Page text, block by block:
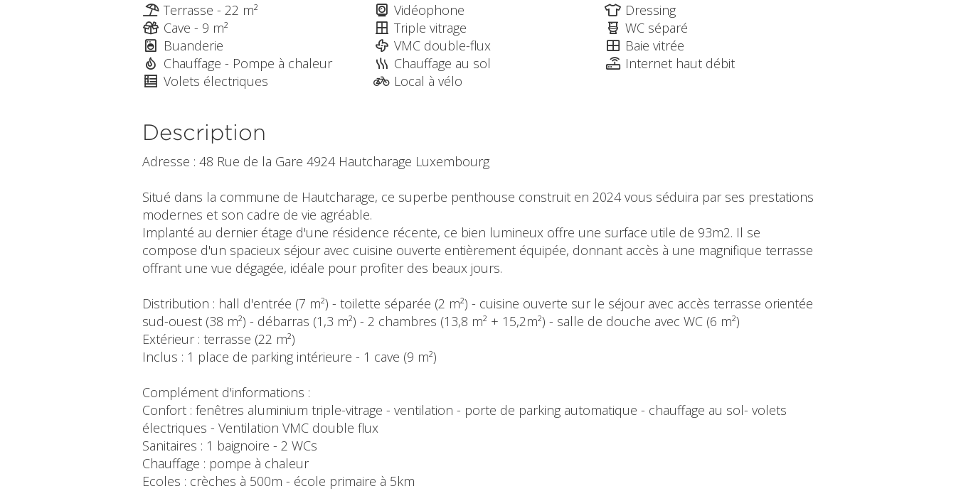
Terrasse - 22 m²
Cave - 9 m²
Buanderie
Chauffage - Pompe à chaleur
Volets électriques
Vidéophone
Triple vitrage
VMC double-flux
Chauffage au sol
Local à vélo
Dressing
WC séparé
Baie vitrée
Internet haut débit
Description
Adresse : 48 Rue de la Gare 4924 Hautcharage Luxembourg
Situé dans la commune de Hautcharage, ce superbe penthouse construit en 2024 vous séduira par ses prestations
modernes et son cadre de vie agréable.
Implanté au dernier étage d'une résidence récente, ce bien lumineux offre une surface utile de 93m2. Il se
compose d'un spacieux séjour avec cuisine ouverte entièrement équipée, donnant accès à une magnifique terrasse
offrant une vue dégagée, idéale pour profiter des beaux jours.
Distribution : hall d'entrée (7 m²) - toilette séparée (2 m²) - cuisine ouverte sur le séjour avec accès terrasse orientée
sud-ouest (38 m²) - débarras (1,3 m²) - 2 chambres (13,8 m² + 15,2m²) - salle de douche avec WC (6 m²)
Extérieur : terrasse (22 m²)
Inclus : 1 place de parking intérieure - 1 cave (9 m²)
Complément d'informations :
Confort : fenêtres aluminium triple-vitrage - ventilation - porte de parking automatique - chauffage au sol- volets
électriques - Ventilation VMC double flux
Sanitaires : 1 baignoire - 2 WCs
Chauffage : pompe à chaleur
Ecoles : crèches à 500m - école primaire à 5km